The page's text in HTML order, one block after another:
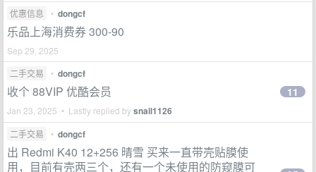
优惠信息 • dongcf
乐品上海消费券 300-90
Sep 29, 2025
二手交易
• dongcf
收个 88VIP 优酷会员
Jan 23, 2025 • Lastly replied bysnail1126
11
二手交易 • dongcf
出 Redmi K40 12+256 晴雪 买来一直带壳贴膜使
用，目前有壳两三个，还有一个未使用的防窥膜可